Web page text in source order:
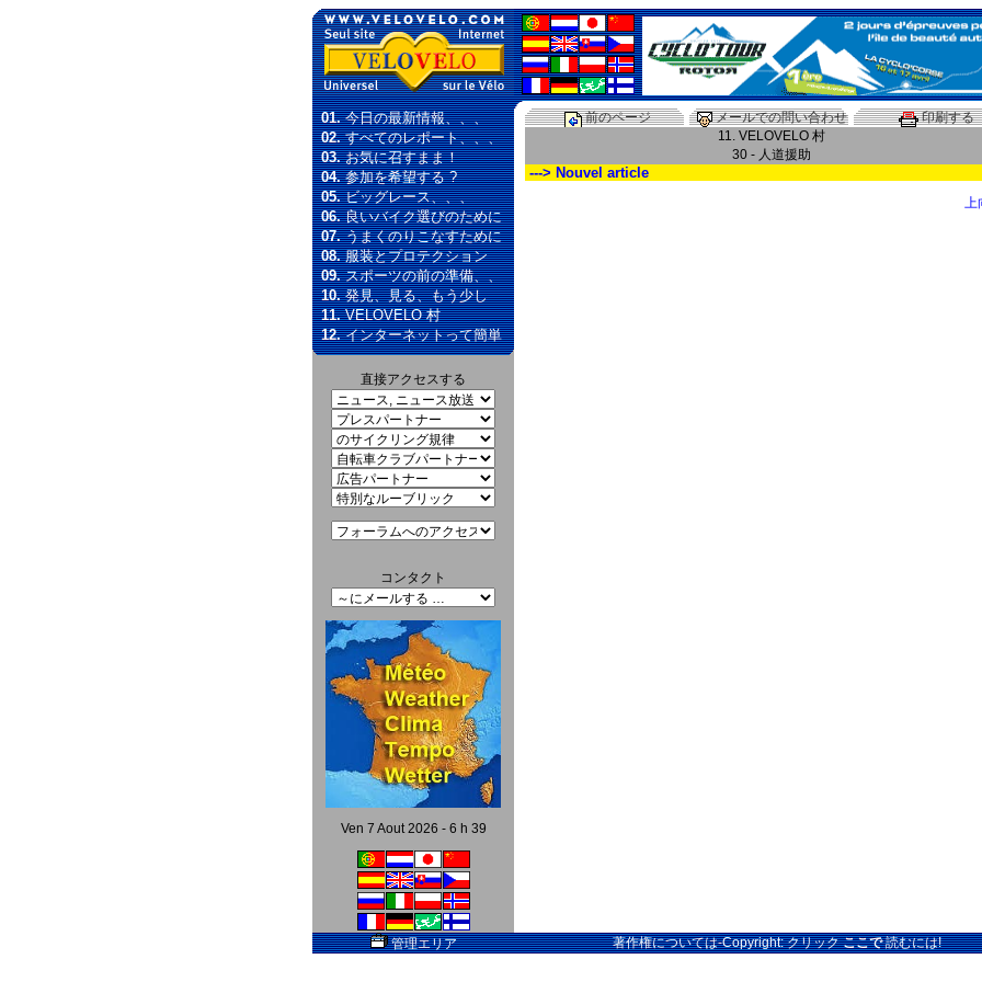
01.今日の最新情報、、、
02.すべてのレポート、、、
03.お気に召すまま！
04.参加を希望する ?
05.ビッグレース、、、
06.良いバイク選びのために
07.うまくのりこなすために
08.服装とプロテクション
09.スポーツの前の準備、、
10.発見、見る、もう少し
11.VELOVELO 村
12.インターネットって簡単
直接アクセスする
コンタクト
Ven 7 Aout 2026 - 6 h 39
前のページ メールでの問い合わせ
印刷する
11. VELOVELO 村
30 - 人道援助
---> Nouvel article
上
管理エリア 著作権については-Copyright: クリックここで読むには!